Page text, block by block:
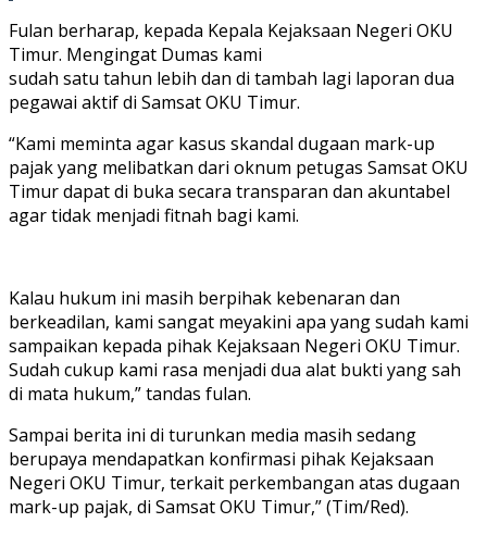
Fulan berharap, kepada Kepala Kejaksaan Negeri OKU
Timur. Mengingat Dumas kami
sudah satu tahun lebih dan di tambah lagi laporan dua
pegawai aktif di Samsat OKU Timur.
“Kami meminta agar kasus skandal dugaan mark-up
pajak yang melibatkan dari oknum petugas Samsat OKU
Timur dapat di buka secara transparan dan akuntabel
agar tidak menjadi fitnah bagi kami.
Kalau hukum ini masih berpihak kebenaran dan
berkeadilan, kami sangat meyakini apa yang sudah kami
sampaikan kepada pihak Kejaksaan Negeri OKU Timur.
Sudah cukup kami rasa menjadi dua alat bukti yang sah
di mata hukum,” tandas fulan.
Sampai berita ini di turunkan media masih sedang
berupaya mendapatkan konfirmasi pihak Kejaksaan
Negeri OKU Timur, terkait perkembangan atas dugaan
mark-up pajak, di Samsat OKU Timur,” (Tim/Red).